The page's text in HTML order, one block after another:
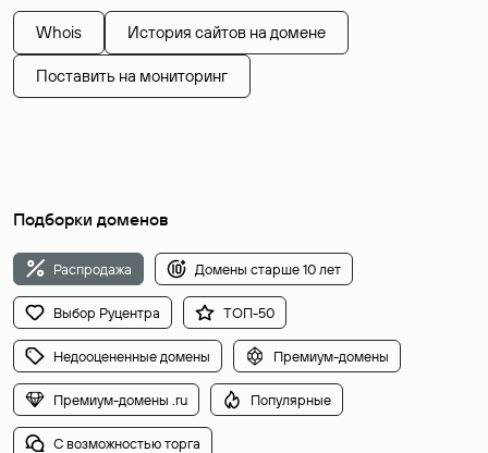
Whois История сайтов на домене
Поставить на мониторинг
Подборки доменов
Распродажа Домены старше 10 лет
Выбор Руцентра ТОП-50
Недооцененные домены Премиум-домены
Премиум-домены .ru Популярные
С возможностью торга